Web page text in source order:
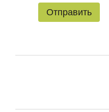
Отправить